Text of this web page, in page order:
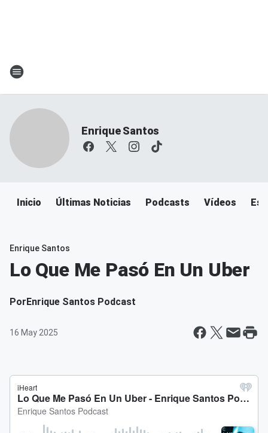
Enrique Santos
Inicio Últimas Noticias Podcasts Vídeos
Enrique Santos
Lo Que Me Pasó En Un Uber
PorEnrique Santos Podcast
16 May 2025